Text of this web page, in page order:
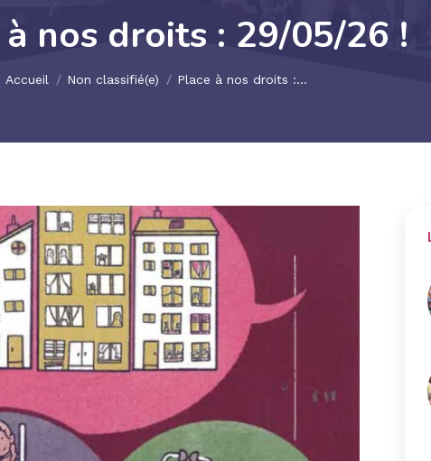
à nos droits : 29/05/26 !
Accueil Non classifié(e) Place à nos droits :…